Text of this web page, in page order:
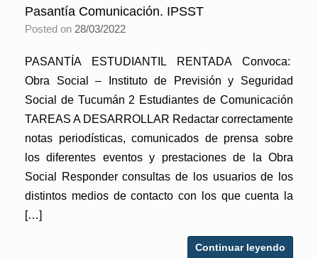
Pasantía Comunicación. IPSST
Posted on 28/03/2022
PASANTÍA ESTUDIANTIL RENTADA Convoca:
Obra Social – Instituto de Previsión y Seguridad
Social de Tucumán 2 Estudiantes de Comunicación
TAREAS A DESARROLLAR Redactar correctamente
notas periodísticas, comunicados de prensa sobre
los diferentes eventos y prestaciones de la Obra
Social Responder consultas de los usuarios de los
distintos medios de contacto con los que cuenta la
[…]
Continuar leyendo